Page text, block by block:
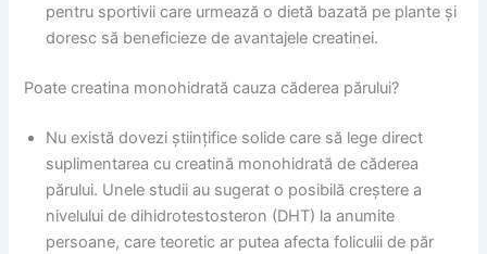
pentru sportivii care urmează o dietă bazată pe plante și
doresc să beneficieze de avantajele creatinei.
Poate creatina monohidrată cauza căderea părului?
Nu există dovezi științifice solide care să lege direct
suplimentarea cu creatină monohidrată de căderea
părului. Unele studii au sugerat o posibilă creștere a
nivelului de dihidrotestosteron (DHT) la anumite
persoane, care teoretic ar putea afecta foliculii de păr